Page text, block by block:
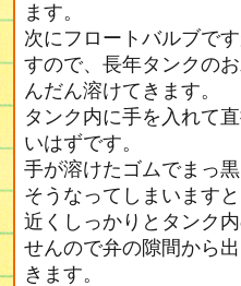
ます。
次にフロートバルブで
すので、長年タンクの
んだん溶けてきます。
タンク内に手を入れて
いはずです。
手が溶けたゴムでまっ黒
そうなってしまいます
近くしっかりとタンク
せんので弁の隙間から
きます。